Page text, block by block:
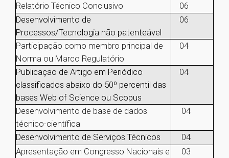
Relatório Técnico Conclusivo
06
Desenvolvimento de
Processos/Tecnologia não patenteável
06
Participação como membro principal de
Norma ou Marco Regulatório
04
Publicação de Artigo em Periódico
classificados abaixo do 50º percentil das
bases Web of Science ou Scopus
04
Desenvolvimento de base de dados
técnico-científica
04
Desenvolvimento de Serviços Técnicos
04
Apresentação em Congresso Nacionais e
03